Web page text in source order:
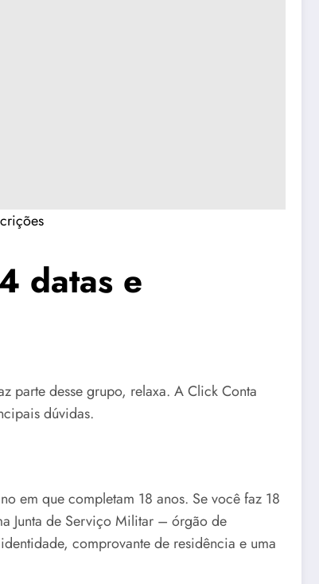
datas e
parte desse grupo, relaxa. A Click Conta
dúvidas.
em que completam 18 anos. Se você faz 18
Junta de Serviço Militar – órgão de
comprovante de residência e uma